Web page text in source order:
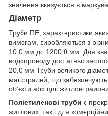
значення вказується в
Діаметр
Труби ПЕ, характеристики
вимогам, виробляються з
10,0 мм до 1200,0 мм. Для
водопроводу достатньо
20,0 мм Труби великого
магістралей, що
об'єкти або цілі житлові райони.
Поліетиленові труби є
житлових, так і для